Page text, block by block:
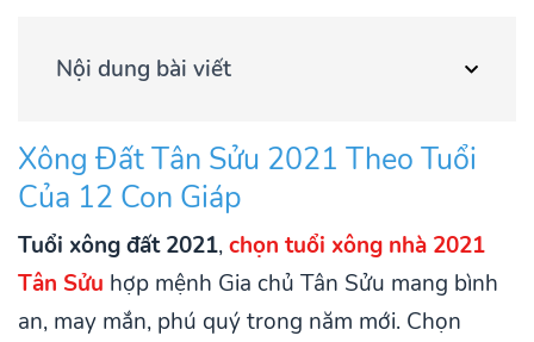
Nội dung bài viết
Xông Đất Tân Sửu 2021 Theo Tuổi
Của 12 Con Giáp
Tuổi xông đất 2021,chọn tuổi xông nhà 2021
Tân Sửu hợp mệnh Gia chủ Tân Sửu mang bình
an, may mắn, phú quý trong năm mới. Chọn